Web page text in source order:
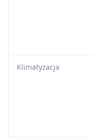
Klimatyzacja